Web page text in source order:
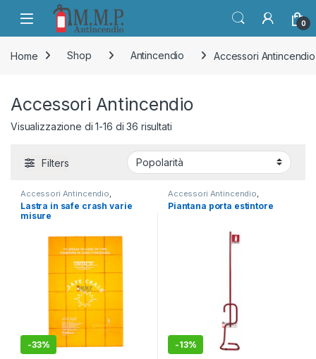
Skip to navigation
Skip to content
Open 0
Home Shop Antincendio Accessori Antincendio
Accessori Antincendio
Visualizzazione di 1-16 di 36 risultatiPopolarità
Filters
Accessori Antincendio
Antincendio
Lastra in safe crash varie
misure
-33%
Accessori Antincendio
Antincendio
Piantana porta estintore
-13%